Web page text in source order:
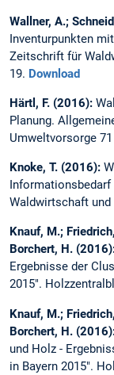
Wallner, A.;
Inventurpunkten
Zeitschrift für
19. Download
Härtl, F. (2016):
Planung.
Umweltvorsorge 71
Knoke, T. (2016):
Waldwirtschaft und
Knauf, M.;
Borchert, H.
Ergebnisse der
2015".
Knauf, M.;
Borchert, H.
und Holz -
in Bayern 2015".